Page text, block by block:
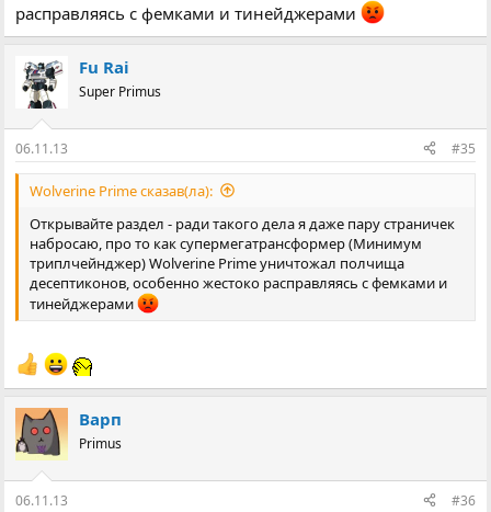
расправляясь с фемками и тинейджерами
Fu Rai
Super Primus
06.11.13 #35
Wolverine Prime сказав(ла):
Открывайте раздел - ради такого дела я даже пару страничек
набросаю, про то как супермегатрансформер (Минимум
триплчейнджер) Wolverine Prime уничтожал полчища
десептиконов, особенно жестоко расправляясь с фемками и
тинейджерами
Варп
Primus
06.11.13 #36